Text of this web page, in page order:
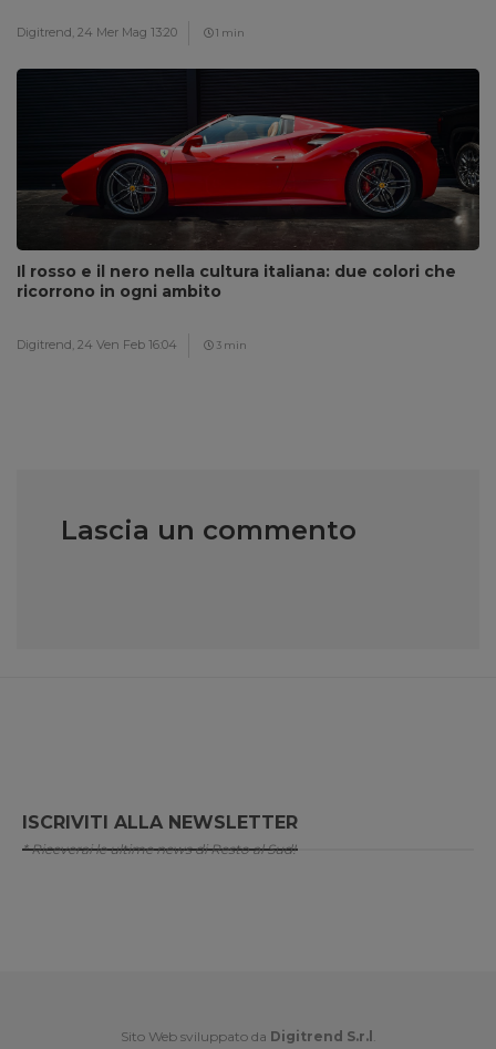
Digitrend, 24 Mer Mag 13:20 1 min
Il rosso e il nero nella cultura italiana: due colori che
ricorrono in ogni ambito
Digitrend, 24 Ven Feb 16:04 3 min
Lascia un commento
ISCRIVITI ALLA NEWSLETTER
* Riceverai le ultime news di Resto al Sud!
Sito Web sviluppato da Digitrend S.r.l .